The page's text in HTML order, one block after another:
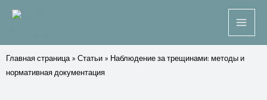
Главная страница » Статьи » Наблюдение за трещинами: методы и
нормативная документация